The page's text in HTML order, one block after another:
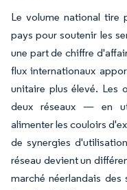
Le volume national tire
pays pour soutenir les
une part de chiffre
flux internationaux
unitaire plus élevé. Les
deux réseaux — en
alimenter les couloirs
de synergies
réseau devient un
marché néerlandais